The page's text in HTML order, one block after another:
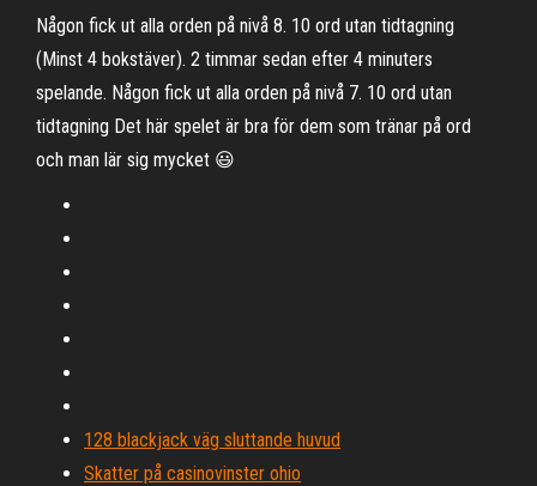
Någon fick ut alla orden på nivå 8. 10 ord utan tidtagning
(Minst 4 bokstäver). 2 timmar sedan efter 4 minuters
spelande. Någon fick ut alla orden på nivå 7. 10 ord utan
tidtagning Det här spelet är bra för dem som tränar på ord
och man lär sig mycket 😃
128 blackjack väg sluttande huvud
Skatter på casinovinster ohio